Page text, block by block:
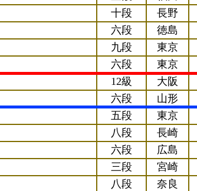
十段 長野
六段 徳島
九段 東京
六段 東京
12級 大阪
六段 山形
五段 東京
八段 長崎
六段 広島
三段 宮崎
八段 奈良